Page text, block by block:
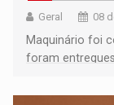
Geral 08
Maquinário foi
foram